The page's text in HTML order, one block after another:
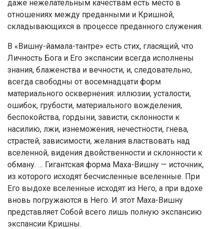
даже нежелательным качествам есть место в
отношениях между преданными и Кришной,
складывающихся в процессе преданного служения.
В «Вишну-йамала-тантре» есть стих, гласящий, что
Личность Бога и Его экспансии всегда исполнены
знания, блаженства и вечности, и, следовательно,
всегда свободны от восемнадцати форм
материального осквернения: иллюзии, усталости,
ошибок, грубости, материального вожделения,
беспокойства, гордыни, зависти, склонности к
насилию, лжи, изнеможения, нечестности, гнева,
страстей, зависимости, желания властвовать над
вселенной, видения двойственности и склонности к
обману. … Гигантская форма Маха-Вишну — источник,
из которого исходят бесчисленные вселенные. При
Его выдохе вселенные исходят из Него, а при вдохе
вновь погружаются в Него. И этот Маха-Вишну
представляет Собой всего лишь полную экспансию
экспансии Кришны.